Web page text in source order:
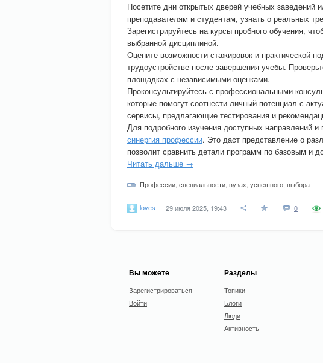
Посетите дни открытых дверей учебных заведений
преподавателям и студентам, узнать о реальных
Зарегистрируйтесь на курсы пробного обучения,
выбранной дисциплиной.
Оцените возможности стажировок и практической
трудоустройстве после завершения учебы.
площадках с независимыми оценками.
Проконсультируйтесь с профессиональными
которые помогут соотнести личный потенциал с
сервисы, предлагающие тестирования и
Для подробного изучения доступных направлений и
синергия профессии. Это даст представление о
позволит сравнить детали программ по базовым и
Читать дальше →
Профессии специальности вузах успешного выбора
loves 29 июля 2025, 19:43 0
Вы можете
Зарегистрироваться
Войти
Разделы
Топики
Блоги
Люди
Активность